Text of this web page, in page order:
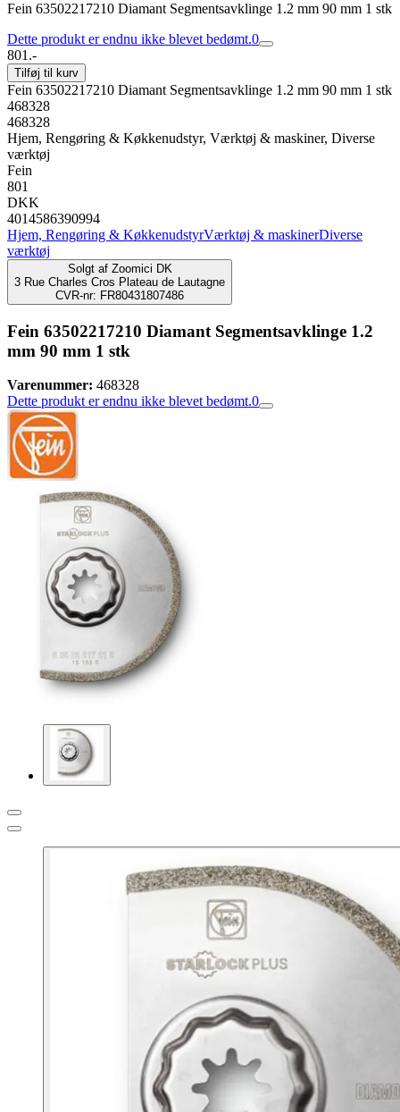
Fein 63502217210 Diamant Segmentsavklinge 1.2 mm 90 mm 1 stk
Dette produkt er endnu ikke blevet bedømt.0
801.-
Tilføj til kurv
Fein 63502217210 Diamant Segmentsavklinge 1.2 mm 90 mm 1 stk
468328
468328
Hjem, Rengøring & Køkkenudstyr, Værktøj & maskiner, Diverse
værktøj
Fein
801
DKK
4014586390994
Hjem, Rengøring & KøkkenudstyrVærktøj & maskinerDiverse
værktøj
Solgt af Zoomici DK
3 Rue Charles Cros Plateau de Lautagne
CVR-nr: FR80431807486
Fein 63502217210 Diamant Segmentsavklinge 1.2
mm 90 mm 1 stk
Varenummer: 468328
Dette produkt er endnu ikke blevet bedømt.0